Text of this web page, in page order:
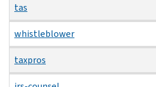
tas
whistleblower
taxpros